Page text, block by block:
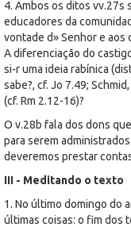
4. Ambos os ditos vv.27s
educadores da
vontade d» Senhor e aos
A diferenciação do
si-r uma ideia rabínica
sabe?, cf. Jo 7.49;
(cf. Rm 2.12-16)?
O v.28b fala dos dons
para serem
deveremos prestar
III - Meditando o texto
1. No último domingo do
últimas coisas: o fim dos